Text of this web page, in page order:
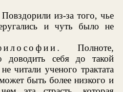
Повздорили из-за того, чье
и чуть было не
. Полноте,
доводить себя до такой
читали ученого трактата
быть более низкого и